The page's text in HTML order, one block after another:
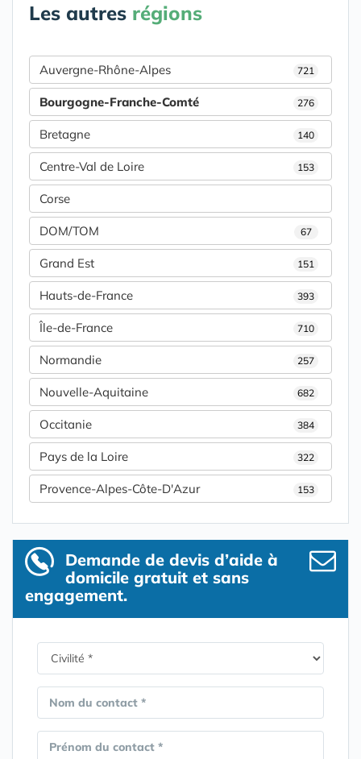
Les autres régions
Auvergne-Rhône-Alpes 721
Bourgogne-Franche-Comté 276
Bretagne 140
Centre-Val de Loire 153
Corse
DOM/TOM 67
Grand Est 151
Hauts-de-France 393
Île-de-France 710
Normandie 257
Nouvelle-Aquitaine 682
Occitanie 384
Pays de la Loire 322
Provence-Alpes-Côte-D'Azur 153
Demande de devis d’aide à
domicile gratuit et sans
engagement.
Nom du contact *
Prénom du contact *